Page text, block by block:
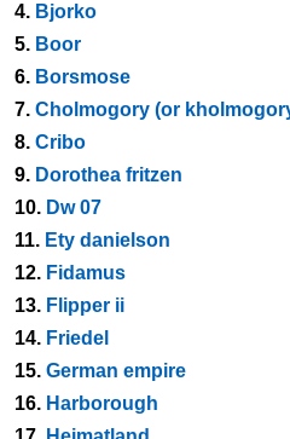
4. Bjorko
5. Boor
6. Borsmose
7. Cholmogory (or
8. Cribo
9. Dorothea fritzen
10. Dw 07
11. Ety danielson
12. Fidamus
13. Flipper ii
14. Friedel
15. German empire
16. Harborough